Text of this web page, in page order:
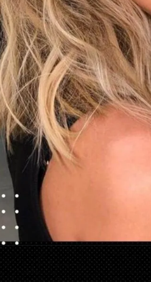
Opening https://